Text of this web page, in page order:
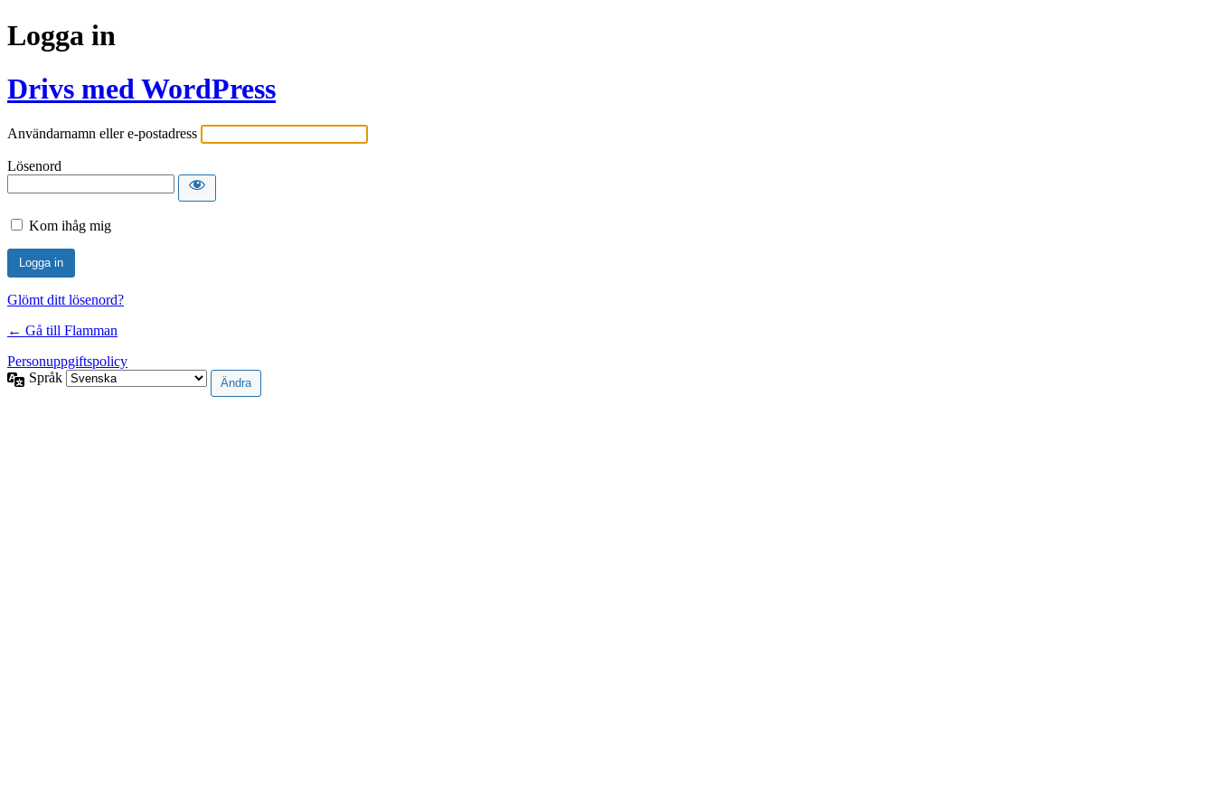
Logga in
Drivs med WordPress
Användarnamn eller e-postadress
Lösenord
Kom ihåg mig
Glömt ditt lösenord?
← Gå till Flamman
Personuppgiftspolicy
Språk